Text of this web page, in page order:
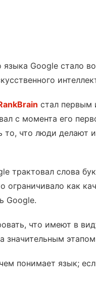
языка Google стало
стал первым
с момента его
то, что люди делают
трактовал слова
ограничивало как
Google.
что имеют в
значительным
понимает язык;